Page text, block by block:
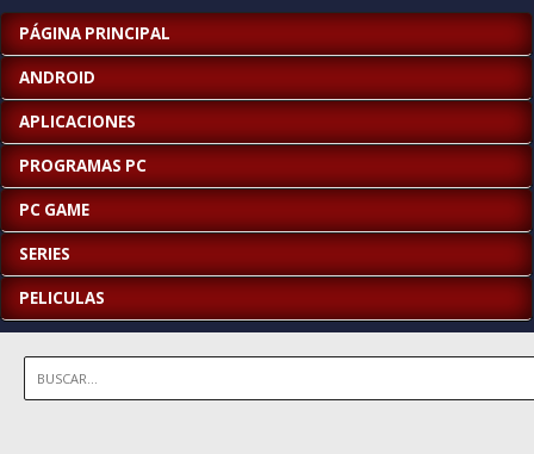
PÁGINA PRINCIPAL
ANDROID
APLICACIONES
PROGRAMAS PC
PC GAME
SERIES
PELICULAS